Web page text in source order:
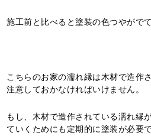
施工前と比べると塗装の色つやがで
こちらのお家の濡れ縁は木材で造作
注意しておかなければいけません。
もし、木材で造作されている濡れ縁
ていくためにも定期的に塗装が必要で